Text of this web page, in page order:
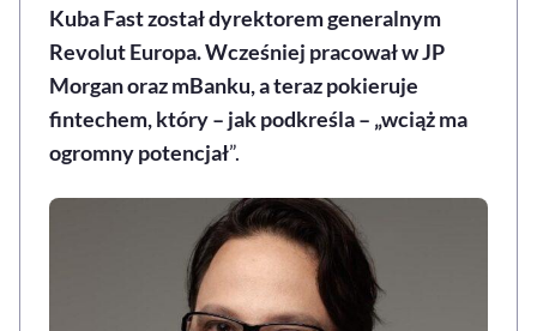
Sprawdź, jak i dlaczego zwiększamy dostępność , otwiera się w nowym
, otwiera się w
Kuba Fast został dyrektorem generalnym
Revolut Europa. Wcześniej pracował w JP
Morgan oraz mBanku, a teraz pokieruje
fintechem, który – jak podkreśla – „wciąż ma
ogromny potencjał”.